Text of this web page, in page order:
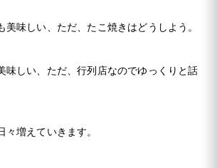
美味しい、ただ、たこ焼きはどうしよう。
味しい、ただ、行列店なのでゆっくりと話
々増えていきます。